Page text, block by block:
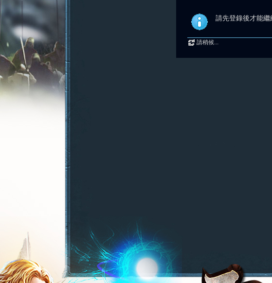
請先登錄後才能繼
請稍候...